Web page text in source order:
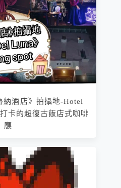
納酒店》拍攝地-Hotel
卡的超復古飯店式咖啡
廳